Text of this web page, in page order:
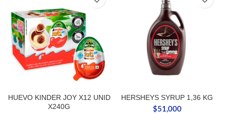
HUEVO KINDER JOY X12 UNID
X240G
HERSHEYS SYRUP 1,36 KG
$51,000